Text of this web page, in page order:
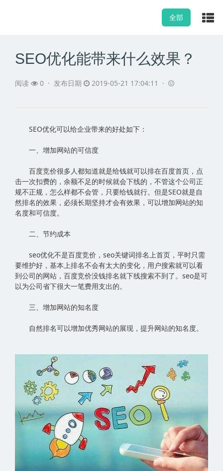
全部
SEO优化能带来什么效果？
阅读 0 · 发布日期 2019-05-21 17:04:11 ·
SEO优化可以给企业带来的好处如下：
一、增加网站的可信度
百度竞价很多人都知道就是给钱就可以排在百度首页，点
击一次扣费的，余额不足的时候就会下线的，不管这个公司正
规不正规，怎么样都不会管，只要给钱就行。但是SEO就是自
然排名的效果，必须长期坚持才会有效果，可以增加网站的知
名度和可信度。
二、节约成本
seo优化不是百度竞价，seo关键词排名上首页，平时只需
要维护好，基本上排名不会有太大的变化，用户搜索就可以看
到公司的网站，百度竞价没钱排名就下线搜索不到了。seo是可
以为公司省下很大一笔费用支出的。
三、增加网站的知名度
自然排名可以增加优秀网站的展现，提升网站的知名度。